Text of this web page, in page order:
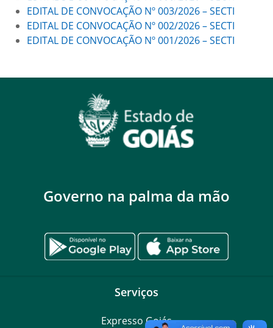
EDITAL DE CONVOCAÇÃO Nº 003/2026 – SECTI
EDITAL DE CONVOCAÇÃO Nº 002/2026 – SECTI
EDITAL DE CONVOCAÇÃO Nº 001/2026 – SECTI
Governo na palma da mão
Serviços
Expresso Goiás